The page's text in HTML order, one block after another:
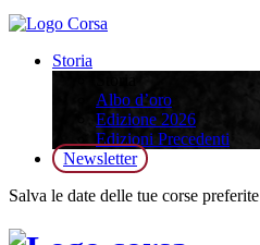
Storia
Albo d’oro
Edizione 2026
Edizioni Precedenti
Newsletter
Salva le date delle tue corse preferite